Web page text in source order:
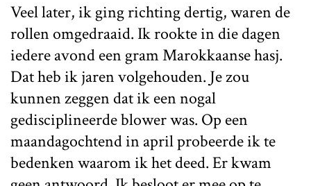
Veel later, ik ging richting dertig, waren de
rollen omgedraaid. Ik rookte in die dagen
iedere avond een gram Marokkaanse hasj.
Dat heb ik jaren volgehouden. Je zou
kunnen zeggen dat ik een nogal
gedisciplineerde blower was. Op een
maandagochtend in april probeerde ik te
bedenken waarom ik het deed. Er kwam